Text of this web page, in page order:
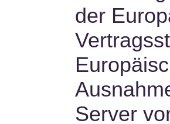
der
Server